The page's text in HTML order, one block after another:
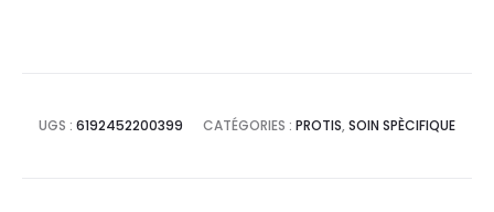
UGS : 6192452200399 CATÉGORIES : PROTIS, SOIN SPÈCIFIQUE